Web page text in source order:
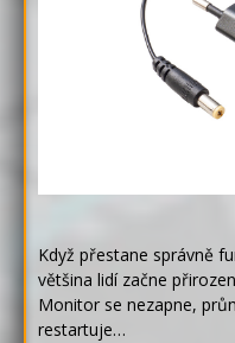
Když přestane správně
většina lidí začne
Monitor se nezapne,
restartuje…